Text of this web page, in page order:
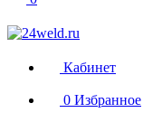
Кабинет
0 Избранное